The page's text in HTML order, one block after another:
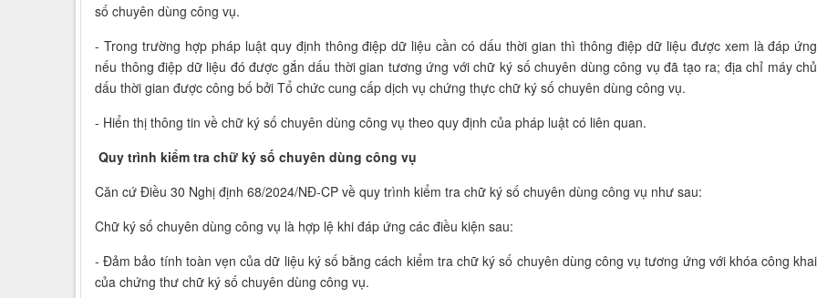
số chuyên dùng công vụ.
- Trong trường hợp pháp luật quy định thông điệp dữ liệu cần có dấu thời gian thì thông điệp dữ liệu được xem là đáp ứng
nếu thông điệp dữ liệu đó được gắn dấu thời gian tương ứng với chữ ký số chuyên dùng công vụ đã tạo ra; địa chỉ máy chủ
dấu thời gian được công bố bởi Tổ chức cung cấp dịch vụ chứng thực chữ ký số chuyên dùng công vụ.
- Hiển thị thông tin về chữ ký số chuyên dùng công vụ theo quy định của pháp luật có liên quan.
Quy trình kiểm tra chữ ký số chuyên dùng công vụ
Căn cứ Điều 30 Nghị định 68/2024/NĐ-CP về quy trình kiểm tra chữ ký số chuyên dùng công vụ như sau:
Chữ ký số chuyên dùng công vụ là hợp lệ khi đáp ứng các điều kiện sau:
- Đảm bảo tính toàn vẹn của dữ liệu ký số bằng cách kiểm tra chữ ký số chuyên dùng công vụ tương ứng với khóa công khai
của chứng thư chữ ký số chuyên dùng công vụ.